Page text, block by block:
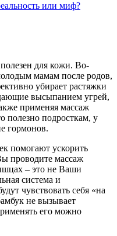
или миф?
для кожи. Во-
мамам после родов,
убирает растяжки
высыпанием угрей,
применяя массаж
полезно подросткам, у
гормонов.
помогают ускорить
проводите массаж
– это не Ваши
система и
чувствовать себя «на
не вызывает
его можно